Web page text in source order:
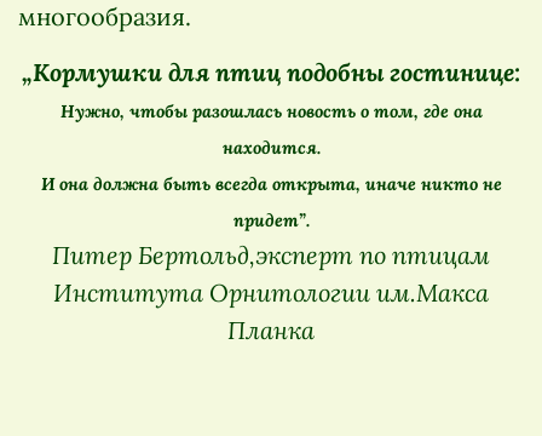
многообразия.
„Кормушки для птиц подобны гостинице:
Нужно, чтобы разошлась новость о том, где она
находится.
И она должна быть всегда открыта, иначе никто не
придет”.
Питер Бертольд,эксперт по птицам
Института Орнитологии им.Макса
Планка